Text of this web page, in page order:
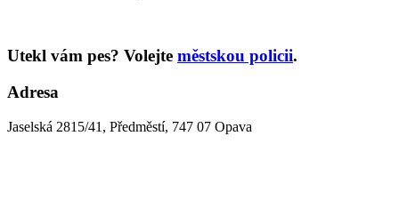
Utekl vám pes? Volejte městskou policii.
Adresa
Jaselská 2815/41, Předměstí, 747 07 Opava